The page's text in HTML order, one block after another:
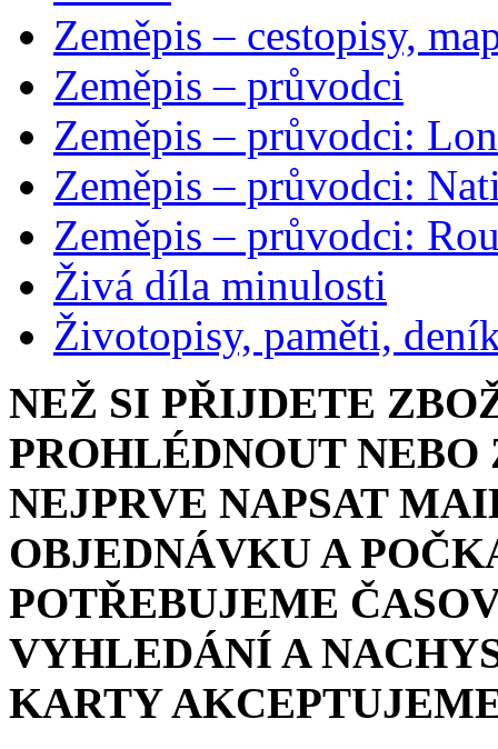
Zeměpis – cestopisy,
Zeměpis – průvodci
Zeměpis – průvodci:
Zeměpis – průvodci:
Zeměpis – průvodci:
Živá díla minulosti
Životopisy, paměti,
NEŽ SI PŘIJDETE
PROHLÉDNOUT
NEJPRVE NAPSAT
OBJEDNÁVKU A
POTŘEBUJEME
VYHLEDÁNÍ A
KARTY